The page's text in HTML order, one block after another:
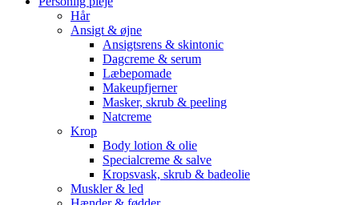
Hår
Ansigt & øjne
Ansigtsrens & skintonic
Dagcreme & serum
Læbepomade
Makeupfjerner
Masker, skrub & peeling
Natcreme
Krop
Body lotion & olie
Specialcreme & salve
Kropsvask, skrub & badeolie
Muskler & led